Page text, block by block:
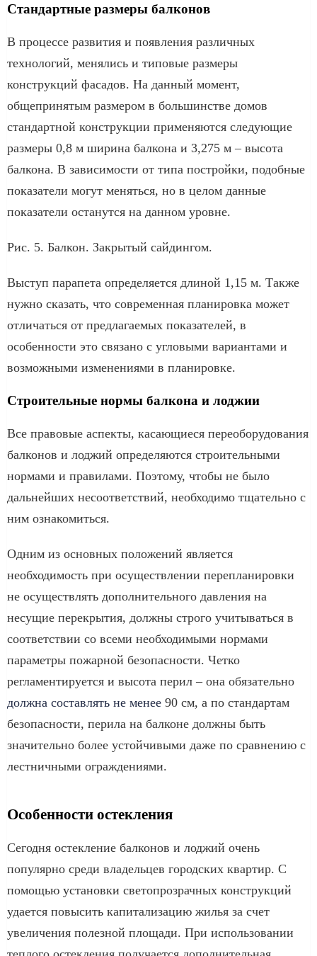
Стандартные размеры балконов
В процессе развития и появления различных
технологий, менялись и типовые размеры
конструкций фасадов. На данный момент,
общепринятым размером в большинстве домов
стандартной конструкции применяются следующие
размеры 0,8 м ширина балкона и 3,275 м – высота
балкона. В зависимости от типа постройки, подобные
показатели могут меняться, но в целом данные
показатели останутся на данном уровне.
Рис. 5. Балкон. Закрытый сайдингом.
Выступ парапета определяется длиной 1,15 м. Также
нужно сказать, что современная планировка может
отличаться от предлагаемых показателей, в
особенности это связано с угловыми вариантами и
возможными изменениями в планировке.
Строительные нормы балкона и лоджии
Все правовые аспекты, касающиеся переоборудования
балконов и лоджий определяются строительными
нормами и правилами. Поэтому, чтобы не было
дальнейших несоответствий, необходимо тщательно с
ним ознакомиться.
Одним из основных положений является
необходимость при осуществлении перепланировки
не осуществлять дополнительного давления на
несущие перекрытия, должны строго учитываться в
соответствии со всеми необходимыми нормами
параметры пожарной безопасности. Четко
регламентируется и высота перил – она обязательно
должна составлять не менее 90 см, а по стандартам
безопасности, перила на балконе должны быть
значительно более устойчивыми даже по сравнению с
лестничными ограждениями.
Особенности остекления
Сегодня остекление балконов и лоджий очень
популярно среди владельцев городских квартир. С
помощью установки светопрозрачных конструкций
удается повысить капитализацию жилья за счет
увеличения полезной площади. При использовании